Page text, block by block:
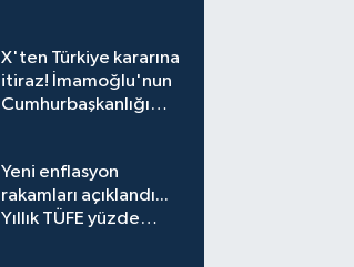
X'ten Türkiye kararına
itiraz! İmamoğlu'nun
Cumhurbaşkanlığı
engeli mahkemeye
taşındı
Yeni enflasyon
rakamları açıklandı...
Yıllık TÜFE yüzde